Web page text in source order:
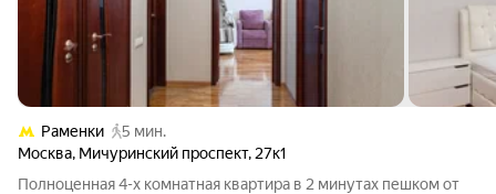
Раменки
5 мин.
Москва, Мичуринский проспект, 27к1
Полноценная 4-х комнатная квартира в 2 минутах пешком от